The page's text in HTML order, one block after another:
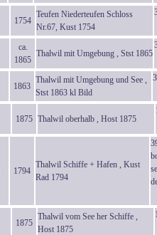
1754
Teufen Niederteufen Schloss
Nr.67, Kust 1754
ca.
1865
Thalwil mit Umgebung , Stst 1865
1863
Thalwil mit Umgebung und See ,
Stst 1863 kl Bild
1875 Thalwil oberhalb , Host 1875
1794
Thalwil Schiffe + Hafen , Kust
Rad 1794
1875
Thalwil vom See her Schiffe ,
Host 1875